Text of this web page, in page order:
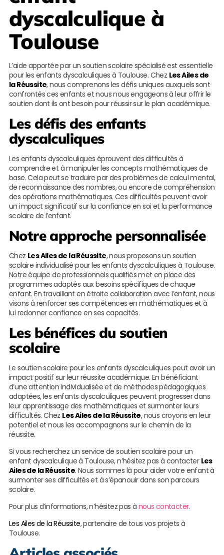
dyscalculique à
Toulouse
L’aide apportée par un soutien scolaire spécialisé est essentielle
pour les enfants dyscalculiques à Toulouse. Chez Les Ailes de
la Réussite, nous comprenons les défis uniques auxquels sont
confrontés ces enfants et nous nous engageons à leur offrir le
soutien dont ils ont besoin pour réussir sur le plan académique.
Les défis des enfants
dyscalculiques
Les enfants dyscalculiques éprouvent des difficultés à
comprendre et à manipuler les concepts mathématiques de
base. Cela peut se traduire par des problèmes de calcul mental,
de reconnaissance des nombres, ou encore de compréhension
des opérations mathématiques. Ces difficultés peuvent avoir
un impact significatif sur la confiance en soi et la performance
scolaire de l’enfant.
Notre approche personnalisée
Chez Les Ailes de la Réussite, nous proposons un soutien
scolaire individualisé pour les enfants dyscalculiques à Toulouse.
Notre équipe de professionnels qualifiés met en place des
programmes adaptés aux besoins spécifiques de chaque
enfant. En travaillant en étroite collaboration avec l’enfant, nous
visons à renforcer ses compétences en mathématiques et à
lui redonner confiance en ses capacités.
Les bénéfices du soutien
scolaire
Le soutien scolaire pour les enfants dyscalculiques peut avoir un
impact positif sur leur réussite académique. En bénéficiant
d’une attention individualisée et de méthodes pédagogiques
adaptées, les enfants dyscalculiques peuvent progresser dans
leur apprentissage des mathématiques et surmonter leurs
difficultés. Chez Les Ailes de la Réussite, nous croyons en leur
potentiel et nous les accompagnons sur le chemin de la
réussite.
Si vous recherchez un service de soutien scolaire pour un
enfant dyscalculique à Toulouse, n’hésitez pas à contacter Les
Ailes de la Réussite. Nous sommes là pour aider votre enfant à
surmonter ses difficultés et à s’épanouir dans son parcours
scolaire.
Pour plus d’informations, n’hésitez pas à nous contacter.
Les Ailes de la Réussite, partenaire de tous vos projets à
Toulouse.